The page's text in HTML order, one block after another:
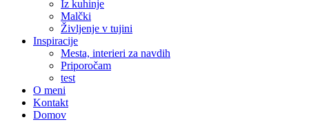
Iz kuhinje
Malčki
Življenje v tujini
Inspiracije
Mesta, interieri za navdih
Priporočam
test
O meni
Kontakt
Domov